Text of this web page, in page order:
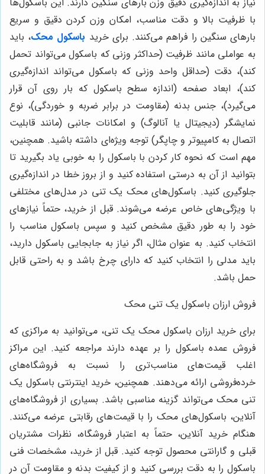
با ظرفیت بالا و دقت مناسب، امکان وزن کردن دقیق و سریع
بارهای سنگین را فراهم می‌کنند. برای خرید باسکول محک، باید
به عواملی مانند ظرفیت (حداکثر وزنی که باسکول می‌تواند تحمل
کند)، دقت (حداقل واحد وزنی که باسکول می‌تواند اندازه‌گیری
کند)، ابعاد صفحه (اندازه سطح باسکول که بار روی آن قرار
می‌گیرد)، جنس بدنه (مقاومت در برابر ضربه و خوردگی)، نوع
نمایشگر (دیجیتال یا آنالوگ) و امکانات جانبی (مانند قابلیت
اتصال به کامپیوتر و چاپگر) توجه ویژه‌ای داشته باشید. همچنین،
مهم است که نحوه کار کردن با باسکول را به خوبی یاد بگیرید تا
بتوانید از آن به درستی استفاده کنید و از بروز خطا در اندازه‌گیری
جلوگیری کنید. باسکول‌های محک یک تنی در مدل‌های مختلفی
با ویژگی‌های خاص عرضه می‌شوند. قبل از خرید، حتماً نیازهای
خود را به طور دقیق مشخص کنید و سپس باسکول مناسب را
انتخاب کنید. به عنوان مثال، اگر نیاز به جابجایی باسکول دارید،
باید مدلی را انتخاب کنید که دارای چرخ باشد و به راحتی قابل
حمل باشد.
فروش ارزان باسکول یک تنی محک
برای خرید ارزان باسکول محک یک تنی، می‌توانید به مراکزی که
فروش عمده باسکول را بر عهده دارند مراجعه کنید. این مراکز
اغلب قیمت‌های مناسب‌تری را نسبت به فروشگاه‌های
خرده‌فروشی ارائه می‌دهند. همچنین، خرید اینترنتی باسکول یک
تنی محک می‌تواند گزینه مناسبی باشد. بسیاری از فروشگاه‌های
آنلاین، باسکول‌های محک را با قیمت‌های رقابتی عرضه می‌کنند.
هنگام خرید آنلاین، حتماً به اعتبار فروشگاه، نظرات مشتریان
قبلی و گارانتی محصول توجه کنید. قبل از خرید، مشخصات فنی
باسکول را به دقت بررسی کنید و از کیفیت بدنه و مقاومت آن در